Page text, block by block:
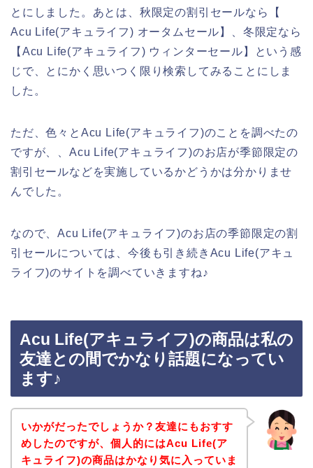
とにしました。あとは、秋限定の割引セールなら【
Acu Life(アキュライフ) オータムセール】、冬限定なら
【Acu Life(アキュライフ) ウィンターセール】という感
じで、とにかく思いつく限り検索してみることにしま
した。
ただ、色々とAcu Life(アキュライフ)のことを調べたの
ですが、、Acu Life(アキュライフ)のお店が季節限定の
割引セールなどを実施しているかどうかは分かりませ
んでした。
なので、Acu Life(アキュライフ)のお店の季節限定の割
引セールについては、今後も引き続きAcu Life(アキュ
ライフ)のサイトを調べていきますね♪
Acu Life(アキュライフ)の商品は私の
友達との間でかなり話題になってい
ます♪
いかがだったでしょうか？友達にもおすす
めしたのですが、個人的にはAcu Life(ア
キュライフ)の商品はかなり気に入っていま